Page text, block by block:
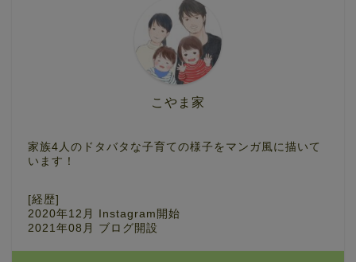
こやま家
家族4人のドタバタな子育ての様子をマンガ風に描いて
います！
[経歴]
2020年12月 Instagram開始
2021年08月 ブログ開設